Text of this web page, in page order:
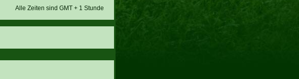
Alle Zeiten sind GMT + 1 Stunde